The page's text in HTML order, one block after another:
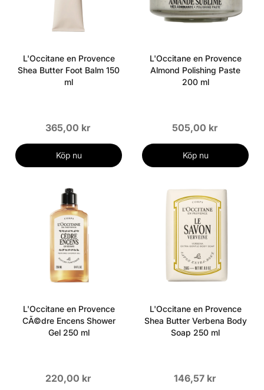
L'Occitane en Provence
Shea Butter Foot Balm 150
ml
365,00 kr
Köp nu
L'Occitane en Provence
Almond Polishing Paste
200 ml
505,00 kr
Köp nu
L'Occitane en Provence
CÃ©dre Encens Shower
Gel 250 ml
220,00 kr
L'Occitane en Provence
Shea Butter Verbena Body
Soap 250 ml
146,57 kr